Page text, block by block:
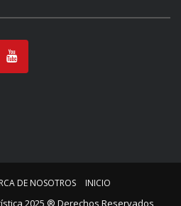
DE NOSOTROS INICIO